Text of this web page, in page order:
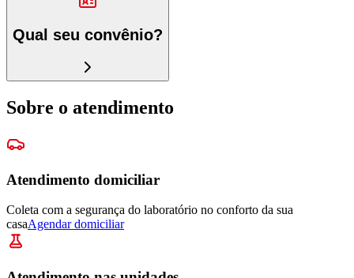
Qual seu convênio?
Sobre o atendimento
Atendimento domiciliar
Coleta com a segurança do laboratório no conforto da sua
casaAgendar domiciliar